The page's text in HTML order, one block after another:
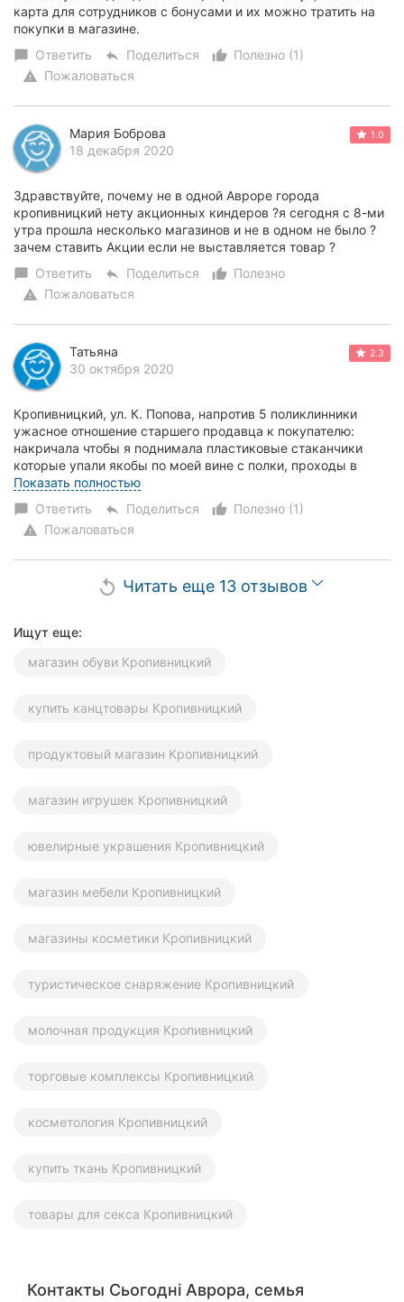
карта для сотрудников с бонусами и их можно тратить на
покупки в магазине.
chat_bubble Ответить reply Поделиться thumb_up_alt
Полезно (1)
warning Пожаловаться
Мария Боброва
18 декабря 2020
1.0
Здравствуйте, почему не в одной Авроре города
кропивницкий нету акционных киндеров ?я сегодня с 8-ми
утра прошла несколько магазинов и не в одном не было ?
зачем ставить Акции если не выставляется товар ?
chat_bubble Ответить reply Поделиться thumb_up_alt
Полезно
warning Пожаловаться
Татьяна
30 октября 2020
2.3
Кропивницкий, ул. К. Попова, напротив 5 поликлинники
ужасное отношение старшего продавца к покупателю:
накричала чтобы я поднимала пластиковые стаканчики
которые упали якобы по моей вине с полки, проходы в
магазине узкие, не задача покупателя правиль...
Показать полностью
chat_bubble Ответить reply Поделиться thumb_up_alt
Полезно (1)
warning Пожаловаться
replay Читать еще 13 отзывов
Ищут еще:
магазин обуви Кропивницкий
купить канцтовары Кропивницкий
продуктовый магазин Кропивницкий
магазин игрушек Кропивницкий
ювелирные украшения Кропивницкий
магазин мебели Кропивницкий
магазины косметики Кропивницкий
туристическое снаряжение Кропивницкий
молочная продукция Кропивницкий
торговые комплексы Кропивницкий
косметология Кропивницкий
купить ткань Кропивницкий
товары для секса Кропивницкий
Контакты Сьогодні Аврора, семья